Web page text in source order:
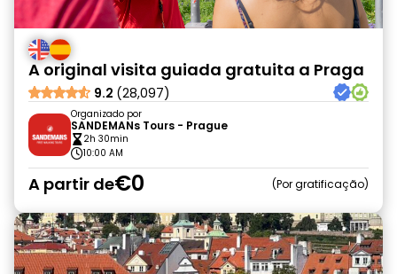
A original visita guiada gratuita a Praga
9.2 (28,097)
Organizado por
SANDEMANs Tours - Prague
2h 30min
10:00 AM
A partir de€0 Por gratificação